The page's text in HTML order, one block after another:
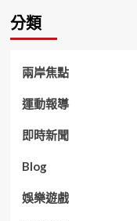
分類
兩岸焦點
運動報導
即時新聞
Blog
娛樂遊戲